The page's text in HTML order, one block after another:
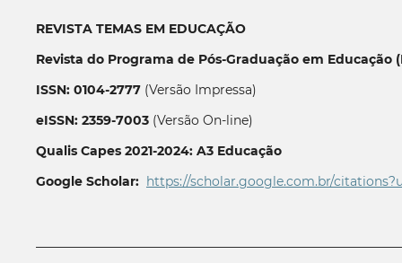
REVISTA TEMAS EM EDUCAÇÃO
Revista do Programa de Pós-Graduação em Educação
ISSN: 0104-2777(Versão Impressa)
eISSN: 2359-7003(Versão On-line)
Qualis Capes 2021-2024: A3 Educação
Google Scholar: https://scholar.google.com.br/